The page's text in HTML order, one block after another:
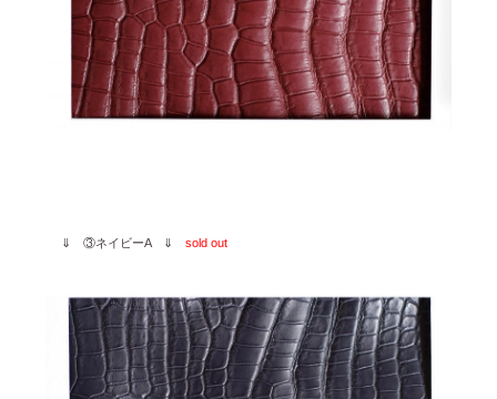
⇓ ③ネイビーA ⇓ sold out